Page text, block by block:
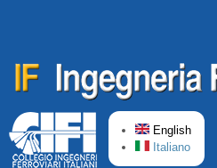
English
Italiano